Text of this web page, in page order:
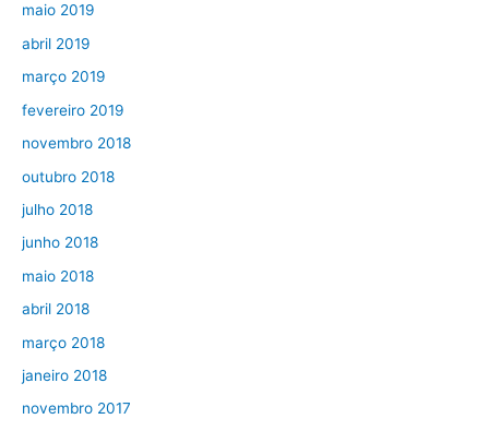
maio 2019
abril 2019
março 2019
fevereiro 2019
novembro 2018
outubro 2018
julho 2018
junho 2018
maio 2018
abril 2018
março 2018
janeiro 2018
novembro 2017